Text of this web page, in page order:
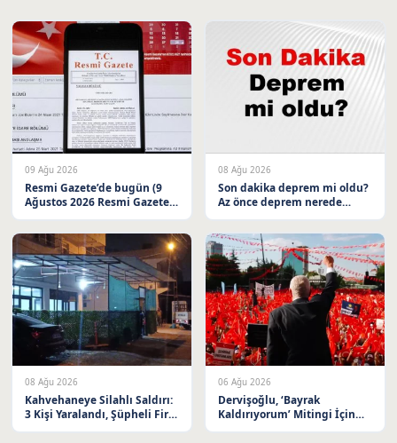
09 Ağu 2026
Resmi Gazete’de bugün (9
Ağustos 2026 Resmi Gazete
08 Ağu 2026
Son dakika deprem mi oldu?
Az önce deprem nerede
ve il il AFAD son depremler
08 Ağustos 2026
08 Ağu 2026
Kahvehaneye Silahlı Saldırı:
3 Kişi Yaralandı, Şüpheli Firar
06 Ağu 2026
Dervişoğlu, ‘Bayrak
Kaldırıyorum’ Mitingi İçin